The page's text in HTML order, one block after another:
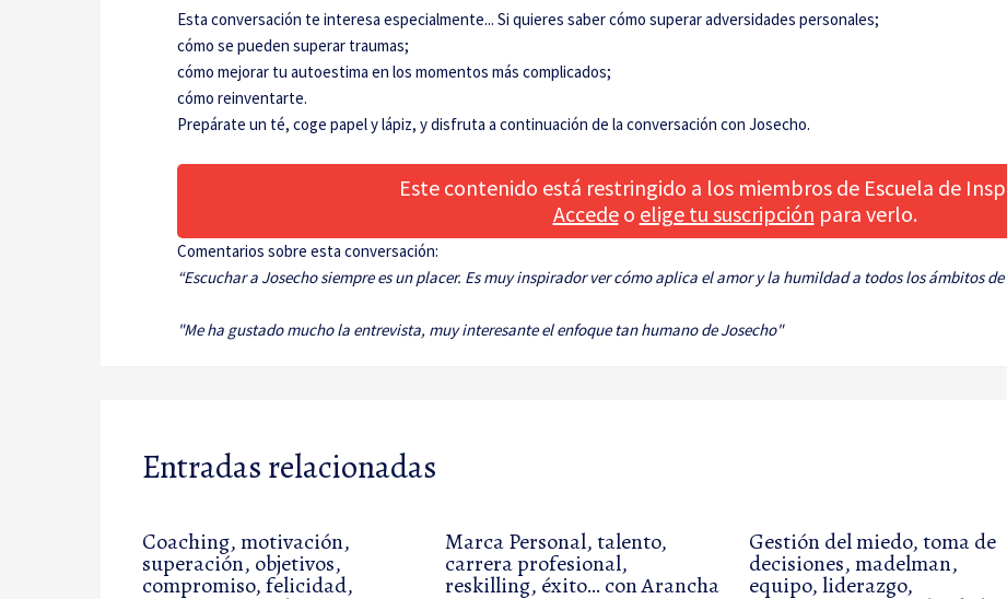
Esta conversación te interesa especialmente...Si quieres saber cómo superar adversidades personales;
cómo se pueden superar traumas;
cómo mejorar tu autoestima en los momentos más complicados;
cómo reinventarte.
Prepárate un té, coge papel y lápiz, y disfruta a continuación de la conversación con Josecho.
Este contenido está restringido a los miembros de Escuela de
Accedeo elige tu suscripción para verlo.
Comentarios sobre esta conversación:
“Escuchar a Josecho siempre es un placer. Es muy inspirador ver cómo aplica el amor y la humildad a todos los ámbitos
"Me ha gustado mucho la entrevista, muy interesante el enfoque tan humano de Josecho"
Entradas relacionadas
Coaching, motivación,
superación, objetivos,
compromiso, felicidad,
Marca Personal, talento,
carrera profesional,
reskilling, éxito… con Arancha
Gestión del miedo, toma de
decisiones, madelman,
equipo, liderazgo,